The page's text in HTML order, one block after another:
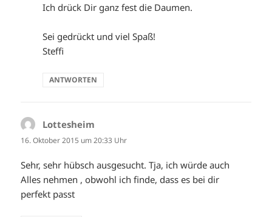
Ich drück Dir ganz fest die Daumen.
Sei gedrückt und viel Spaß!
Steffi
ANTWORTEN
Lottesheim
16. Oktober 2015 um 20:33 Uhr
Sehr, sehr hübsch ausgesucht. Tja, ich würde auch
Alles nehmen , obwohl ich finde, dass es bei dir
perfekt passt